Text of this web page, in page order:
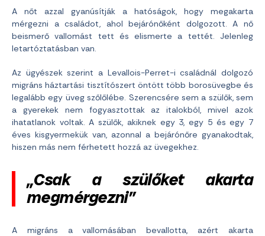
A nőt azzal gyanúsítják a hatóságok, hogy megakarta
mérgezni a családot, ahol bejárónőként dolgozott. A nő
beismerő vallomást tett és elismerte a tettét. Jelenleg
letartóztatásban van.
Az ügyészek szerint a Levallois-Perret-i családnál dolgozó
migráns háztartási tisztítószert öntött több borosüvegbe és
legalább egy üveg szőlőlébe. Szerencsére sem a szülők, sem
a gyerekek nem fogyasztottak az italokból, mivel azok
ihatatlanok voltak. A szülők, akiknek egy 3, egy 5 és egy 7
éves kisgyermekük van, azonnal a bejárónőre gyanakodtak,
hiszen más nem férhetett hozzá az üvegekhez.
„Csak a szülőket akarta
megmérgezni”
A migráns a vallomásában bevallotta, azért akarta